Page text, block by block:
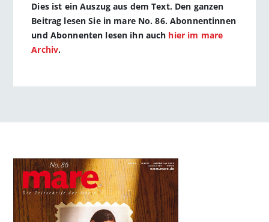
Dies ist ein Auszug aus dem Text. Den ganzen
Beitrag lesen Sie in mare No. 86. Abonnentinnen
und Abonnenten lesen ihn auch hier im mare
Archiv.